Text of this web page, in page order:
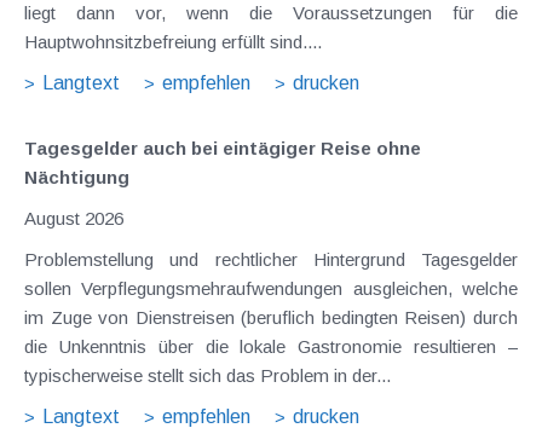
liegt dann vor, wenn die Voraussetzungen für die
Hauptwohnsitzbefreiung erfüllt sind....
Langtext
empfehlen drucken
Tagesgelder auch bei eintägiger Reise ohne
Nächtigung
August 2026
Problemstellung und rechtlicher Hintergrund Tagesgelder
sollen Verpflegungsmehraufwendungen ausgleichen, welche
im Zuge von Dienstreisen (beruflich bedingten Reisen) durch
die Unkenntnis über die lokale Gastronomie resultieren –
typischerweise stellt sich das Problem in der...
Langtext
empfehlen drucken